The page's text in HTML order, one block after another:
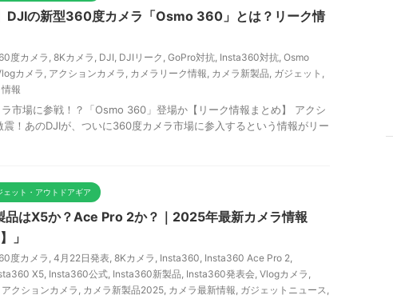
DJIの新型360度カメラ「Osmo 360」とは？リーク情
度カメラ , 8Kカメラ , DJI, DJIリーク , GoPro対抗, Insta360対抗, Osmo
カメラ, アクションカメラ , カメラリーク情報, カメラ新製品, ガジェット ,
報
市場に参戦！？「Osmo 360」登場か【リーク情報まとめ】 アクシ
震！あのDJIが、ついに360度カメラ市場に参入するという情報がリー
ェット・アウトドアギア
品はX5か？Ace Pro 2か？｜2025年最新カメラ情報
」
度カメラ , 4月22日発表, 8Kカメラ , Insta360, Insta360 Ace Pro 2,
X5, Insta360公式, Insta360新製品, Insta360発表会, Vlogカメラ ,
アクションカメラ , カメラ新製品2025, カメラ最新情報, ガジェットニュース,